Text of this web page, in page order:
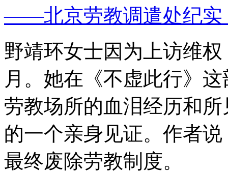
——北京劳教调遣处纪实
野靖环女士因为上访维
月。她在《不虚此行》
劳教场所的血泪经历和
的一个亲身见证。作者
最终废除劳教制度。